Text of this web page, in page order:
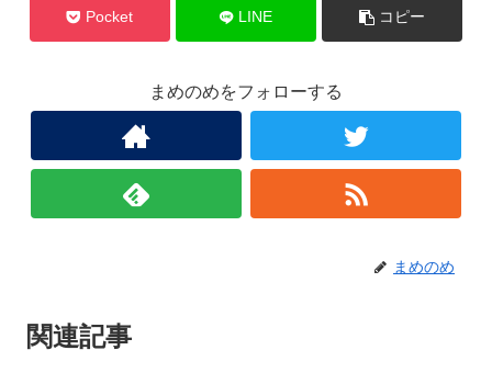
Pocket LINE コピー
まめのめをフォローする
まめのめ
関連記事